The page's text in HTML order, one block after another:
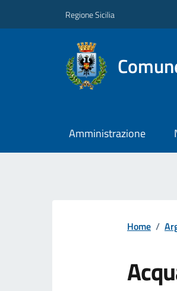
Regione Sicilia
Amministrazione
Home /